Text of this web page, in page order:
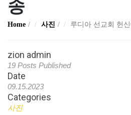
송
Home 사진 루디아 선교회 헌
zion admin
19 Posts Published
Date
09.15.2023
Categories
사진